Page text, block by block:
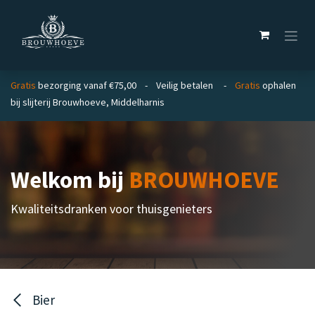
Gratis bezorging vanaf €75,00 - Veilig betalen - Gratis ophalen
bij slijterij Brouwhoeve, Middelharnis
Welkom bijBROUWHOEVE
Kwaliteitsdranken voor thuisgenieters
Bier